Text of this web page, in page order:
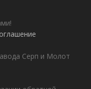
Серп и Молот